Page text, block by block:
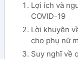
Lợi ích và
COVID-19
Lời khuyên
cho phụ nữ
Suy nghĩ về